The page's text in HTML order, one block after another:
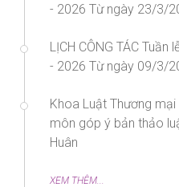
- 2026 Từ ngày 23/3/
LỊCH CÔNG TÁC
- 2026 Từ ngày 09/3/
Khoa Luật Thương
môn góp ý bản thảo
Huân
XEM THÊM...